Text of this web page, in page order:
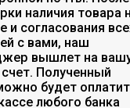
наличия товара
и согласования
с вами, наш
вышлет на
счет. Полученный
будет
любого банка